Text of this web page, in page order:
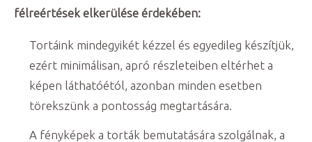
félreértések elkerülése érdekében:
Tortáink mindegyikét kézzel és egyedileg készítjük,
ezért minimálisan, apró részleteiben eltérhet a
képen láthatóétól, azonban minden esetben
törekszünk a pontosság megtartására.
A fényképek a torták bemutatására szolgálnak, a